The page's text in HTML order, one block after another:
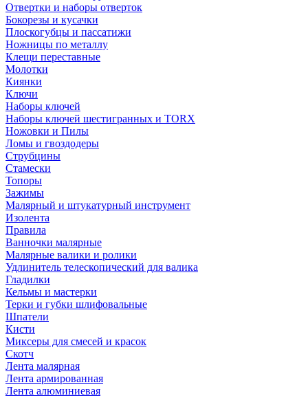
Отвертки и наборы отверток
Бокорезы и кусачки
Плоскогубцы и пассатижи
Ножницы по металлу
Клещи переставные
Молотки
Киянки
Ключи
Наборы ключей
Наборы ключей шестигранных и TORX
Ножовки и Пилы
Ломы и гвоздодеры
Струбцины
Стамески
Топоры
Зажимы
Малярный и штукатурный инструмент
Изолента
Правила
Ванночки малярные
Малярные валики и ролики
Удлинитель телескопический для валика
Гладилки
Кельмы и мастерки
Терки и губки шлифовальные
Шпатели
Кисти
Миксеры для смесей и красок
Скотч
Лента малярная
Лента армированная
Лента алюминиевая